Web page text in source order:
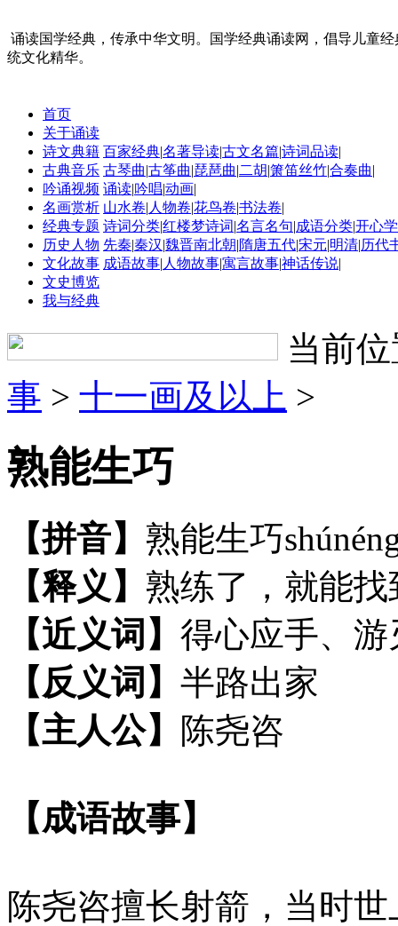
诵读国学经典，传承中华文明。国学经典诵读网，倡导儿童
统文化精华。
首页
关于诵读
诗文典籍 百家经典|名著导读|古文名篇|诗词品读|
古典音乐 古琴曲|古筝曲|琵琶曲|二胡|箫笛丝竹|合奏曲|
吟诵视频 诵读|吟唱|动画|
名画赏析 山水卷| 人物卷|花鸟卷|书法卷|
经典专题 诗词分类|红楼梦诗词|名言名句|成语分类|开心
历史人物 先秦|秦汉|魏晋南北朝|隋唐五代|宋元|明清|历代
文化故事 成语故事| 人物故事|寓言故事|神话传说|
文史博览
我与经典
当前
事 > 十一画及以上 >
熟能生巧
【拼音】 熟能生巧
【释义】 熟练了，就能
【近义词】 得心应手、游
【反义词】 半路出家
【主人公】 陈尧咨
【成语故事】
陈尧咨擅长射箭，当时